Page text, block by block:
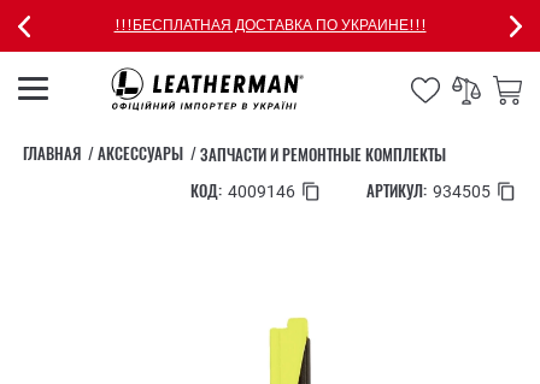
!!!БЕСПЛАТНАЯ ДОСТАВКА ПО УКРАИНЕ!!!
ГЛАВНАЯ АКСЕССУАРЫ
ЗАПЧАСТИ И РЕМОНТНЫЕ КОМПЛЕКТЫ
КОД: 4009146 АРТИКУЛ: 934505